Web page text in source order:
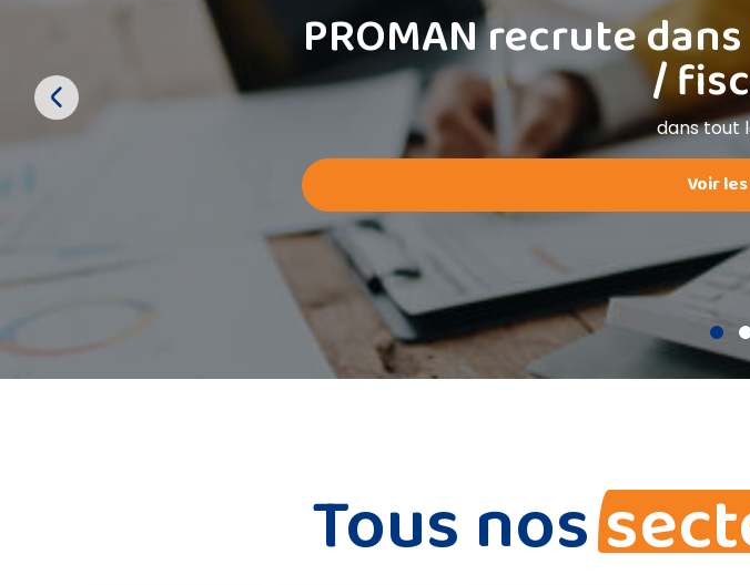
PROMAN recrute
/
dans tout
Voir
Tous nos